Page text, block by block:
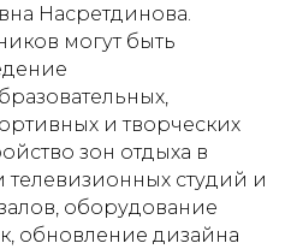
Насретдинова.
могут быть
и творческих
зон отдыха в
телевизионных студий и
оборудование
обновление дизайна